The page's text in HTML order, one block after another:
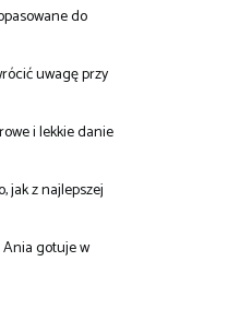
do
uwagę przy
i lekkie danie
jak z najlepszej
gotuje w